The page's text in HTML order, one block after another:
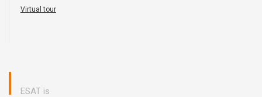
Virtual tour
ESAT is